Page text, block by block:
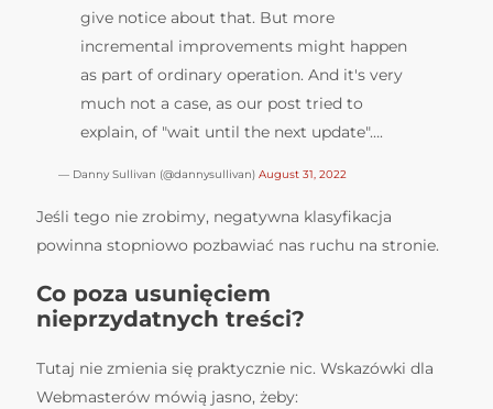
give notice about that. But more
incremental improvements might happen
as part of ordinary operation. And it's very
much not a case, as our post tried to
explain, of "wait until the next update"….
— Danny Sullivan (@dannysullivan) August 31, 2022
Jeśli tego nie zrobimy, negatywna klasyfikacja
powinna stopniowo pozbawiać nas ruchu na stronie.
Co poza usunięciem
nieprzydatnych treści?
Tutaj nie zmienia się praktycznie nic. Wskazówki dla
Webmasterów mówią jasno, żeby: